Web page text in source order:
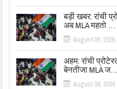
बड़ी खबर: रांची
अब MLA महतो …
August 09, 2026
अहम: रांची
बेनतीजा MLA ज…
August 09, 2026